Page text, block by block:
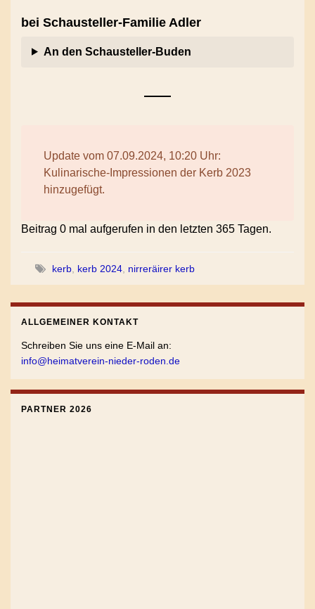
bei Schausteller-Familie Adler
An den Schausteller-Buden
Update vom 07.09.2024, 10:20 Uhr:
Kulinarische-Impressionen der Kerb 2023
hinzugefügt.
Beitrag 0 mal aufgerufen in den letzten 365 Tagen.
kerb kerb 2024 nirreräirer kerb
ALLGEMEINER KONTAKT
Schreiben Sie uns eine E-Mail an:
info@heimatverein-nieder-roden.de
PARTNER 2026